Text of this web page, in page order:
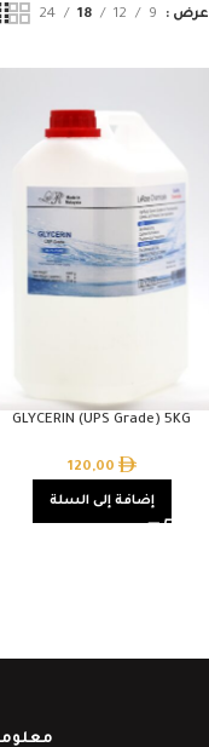
عرض 9
12
18
24
GLYCERIN (UPS Grade) 5KG
120,00
إضافة إلى السلة